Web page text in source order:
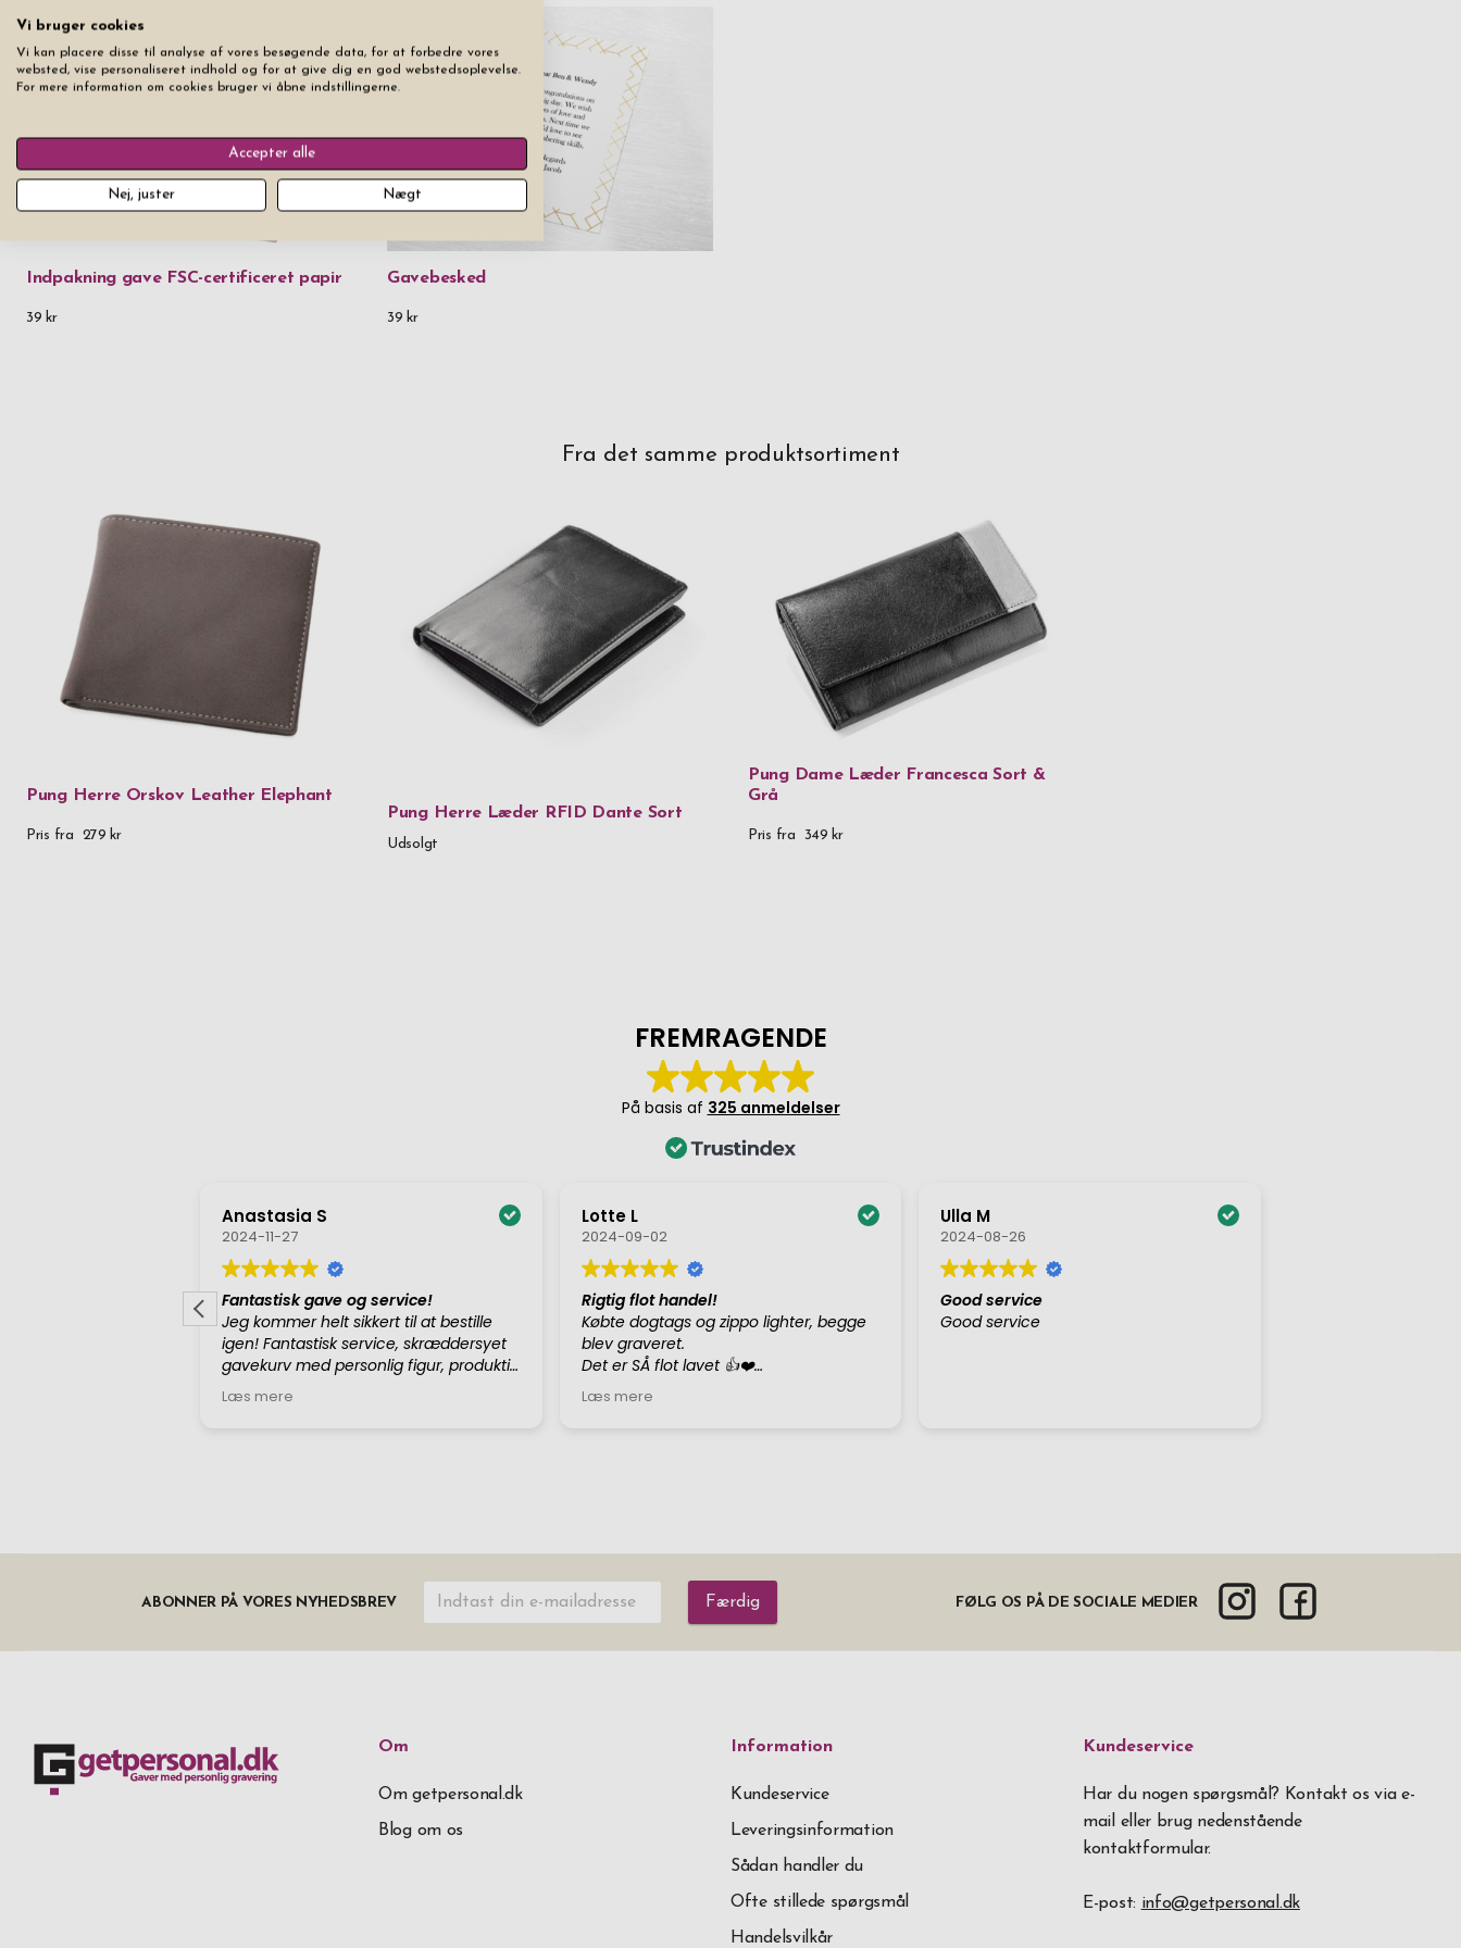
Indpakning gave FSC-certificeret papir
39 kr
Gavebesked
39 kr
Fra det samme produktsortiment
Pung Herre Orskov Leather Elephant
Pris fra 279 kr
Pung Herre Læder RFID Dante Sort
Udsolgt
Pung Dame Læder Francesca Sort &
Grå
Pris fra 349 kr
ABONNER PÅ VORES NYHEDSBREV Færdig FØLG OS PÅ DE SOCIALE MEDIER
Om
Om getpersonal.dk
Blog om os
Information
Kundeservice
Leveringsinformation
Sådan handler du
Ofte stillede spørgsmål
Handelsvilkår
Kundeservice
Har du nogen spørgsmål? Kontakt os via e-
mail eller brug nedenstående
kontaktformular.
E-post: info@getpersonal.dk
Vi bruger cookies
Vi kan placere disse til analyse af vores besøgende data, for at forbedre vores
websted, vise personaliseret indhold og for at give dig en god webstedsoplevelse.
For mere information om cookies bruger vi åbne indstillingerne.
Accepter alle
Nej, juster Nægt